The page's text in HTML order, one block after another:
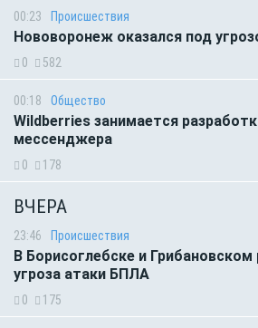
00:23 Происшествия
Нововоронеж оказался под
0 582
00:18 Общество
Wildberries занимается
мессенджера
0 178
ВЧЕРА
23:46 Происшествия
В Борисоглебске и
угроза атаки БПЛА
0 175